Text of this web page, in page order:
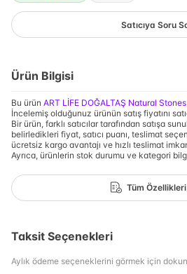
Satıcıya Soru
Ürün Bilgisi
Bu ürün ART LİFE DOĞALTAŞ Natural Stones
İncelemiş olduğunuz ürünün satış fiyatını
Bir ürün, farklı satıcılar tarafından satışa
belirledikleri fiyat, satıcı puanı, teslimat
ücretsiz kargo avantajı ve hızlı teslimat
Ayrıca, ürünlerin stok durumu ve kategori
Tüm
Taksit Seçenekleri
Aylık ödeme seçeneklerini görmek için